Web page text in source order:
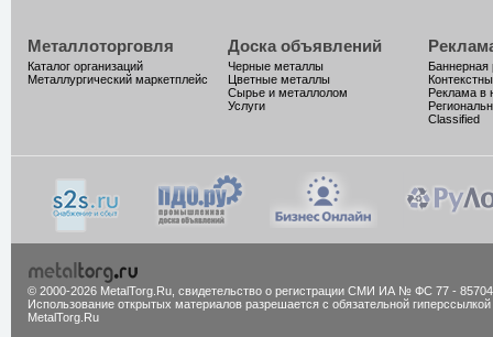
Металлоторговля
Каталог организаций
Металлургический маркетплейс
Доска объявлений
Черные металлы
Цветные металлы
Сырье и металлолом
Услуги
Баннерная
Реклама в
Classified
© 2000-2026 MetalTorg.Ru, cвидетельство о регистрации СМИ ИА № ФС 77 - 85704
Использование открытых материалов разрешается с обязательной гиперссылкой
MetalTorg.Ru